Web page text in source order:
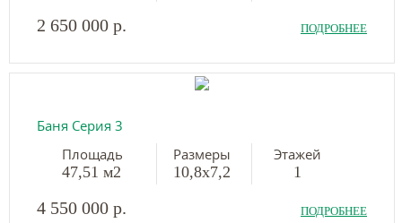
2 650 000 р. ПОДРОБНЕЕ
Баня Серия 3
Площадь
47,51 м2
Размеры
10,8х7,2
Этажей
1
4 550 000 р. ПОДРОБНЕЕ